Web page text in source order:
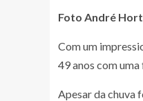
Foto André
Com um
49 anos com
Apesar da chuva